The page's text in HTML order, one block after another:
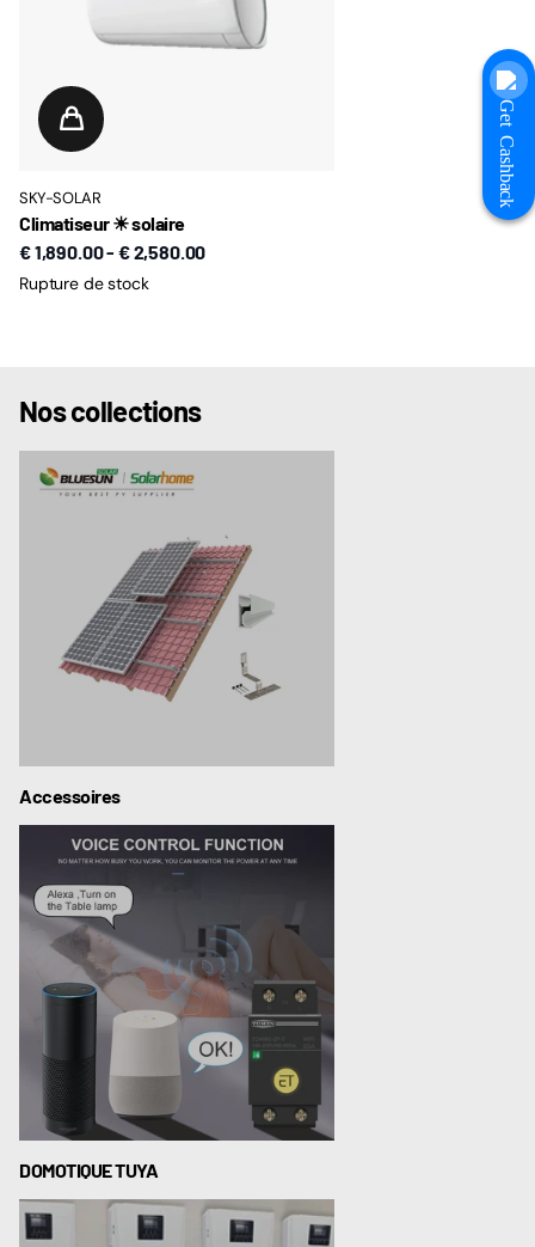
SKY-SOLAR
Climatiseur ☀ solaire
€ 1,890.00- € 2,580.00
Rupture de stock
Nos collections
Accessoires
DOMOTIQUE TUYA
Get Cashback